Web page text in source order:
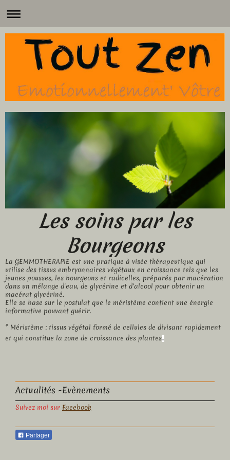
Les soins par les
Bourgeons
La GEMMOTHERAPIE est une pratique à visée thérapeutique qui
utilise des tissus embryonnaires végétaux en croissance tels que les
jeunes pousses, les bourgeons et radicelles, préparés par macération
dans un mélange d'eau, de glycérine et d'alcool pour obtenir un
macérat glycériné.
Elle se base sur le postulat que le méristème contient une énergie
informative pouvant guérir.
* Méristème : tissus végétal formé de cellules de divisant rapidement
et qui constitue la zone de croissance des plantes.
Actualités -Evènements
Suivez moi sur Facebook
Partager